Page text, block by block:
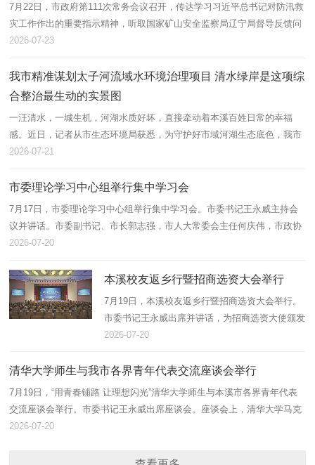
7月22日，市政府第111次常务会议召开，传达学习习近平总书记对防汛救
灾工作作出的重要指示精神，听取国家矿山安全监察局辽宁局督导反馈问
题整改落实情况汇报，听取全市在建和储备项目、招商选资签约落地项
2026-07-23
我市精准谋划太子河流域水环境治理项目 清水绿岸是这项综
合整治最生动的实景图
一汪清水，一城生机，河湖水质好坏，直接牵动着本溪百姓日常的幸福
感。近日，记者从市生态环境局获悉，为守护好市域河湖生态底色，我市
精准谋划太子河流域水环境综合整治项目，坚持科学规划、动态完善、梯
2026-07-21
市委理论学习中心组举行集中学习会
7月17日，市委理论学习中心组举行集中学习会。市委书记王永威主持会
议并讲话。市委副书记、市长郭志强，市人大常委会主任何庆伟，市政协
主席高巍出席会议。会上，中国工程院院士、北京科技大学碳中和创新研
2026-07-20
本溪校友返乡行暨招商选资大会举行
7月19日，本溪校友返乡行暨招商选资大会举行。
市委书记王永威出席并讲话，为招商选资大使颁发
聘书。市人大常委会主任何庆伟、市政协主席高
学党委书记杨鸫祥出席会议...
2026-07-20
清华大学师生与我市各界青年代表交流座谈会举行
7月19日，“用青春铺路 让理想闪光”清华大学师生与本溪市各界青年代表
交流座谈会举行。市委书记王永威出席座谈会。座谈会上，清华大学马克
思主义学院院长朱安东作专题讲座；我市青年代表围绕本溪资源禀赋和工
2026-07-20